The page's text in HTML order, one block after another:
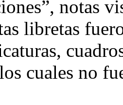
notas
libretas
cuales no